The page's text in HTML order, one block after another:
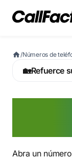
/Números de
🏡Refuerce
Abra un